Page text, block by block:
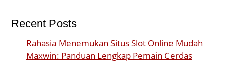
Recent Posts
Rahasia Menemukan Situs Slot Online Mudah
Maxwin: Panduan Lengkap Pemain Cerdas